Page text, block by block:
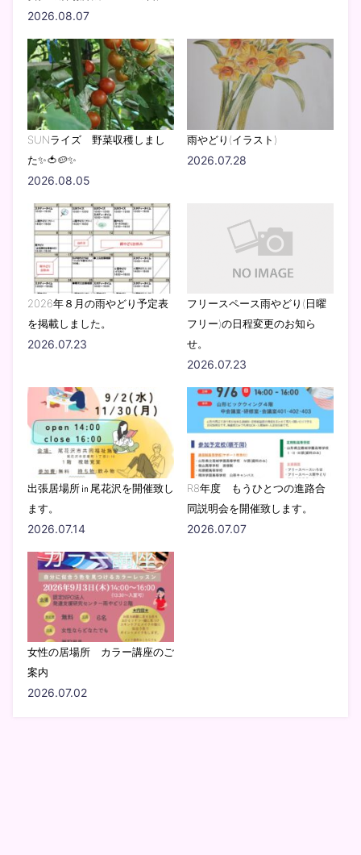
2026.08.07
SUNライズ 野菜収穫しまし
た✨🍅🥔✨
2026.08.05
雨やどり(イラスト)
2026.07.28
2026年８月の雨やどり予定表
を掲載しました。
2026.07.23
フリースペース雨やどり(日曜
フリー)の日程変更のお知ら
せ。
2026.07.23
出張居場所㏌尾花沢を開催致し
ます。
2026.07.14
R8年度 もうひとつの進路合
同説明会を開催致します。
2026.07.07
女性の居場所 カラー講座のご
案内
2026.07.02